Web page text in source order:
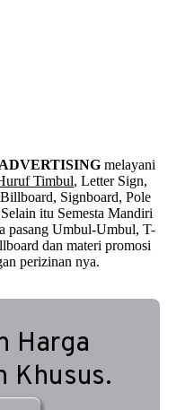
melayani
Timbul, Letter Sign,
Signboard, Pole
itu Semesta Mandiri
pasang Umbul-Umbul, T-
dan materi promosi
perizinan nya.
Harga
Khusus.